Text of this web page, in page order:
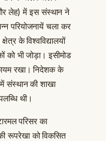
लेह) में इस संस्थान ने
परियोजनायें चला कर
के विश्वविद्यालयों
को भी जोड़ा। इसीमोड
कायम रखा। निदेशक के
संस्थान की शाखा
थी।
परिसर का
रूपरेखा को विकसित